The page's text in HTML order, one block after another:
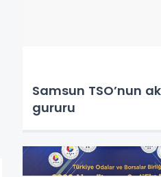
Samsun TSO’nun
gururu